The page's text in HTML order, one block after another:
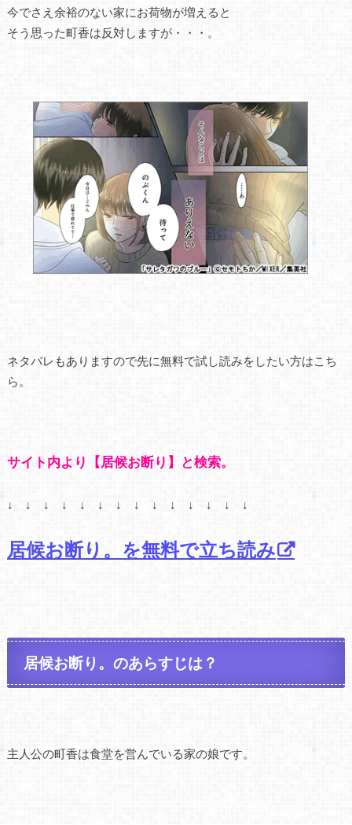
今でさえ余裕のない家にお荷物が増えると
そう思った町香は反対しますが・・・。
ネタバレもありますので先に無料で試し読みをしたい方はこち
ら。
サイト内より【居候お断り】と検索。
↓ ↓ ↓ ↓ ↓ ↓ ↓ ↓ ↓ ↓ ↓ ↓ ↓ ↓
居候お断り。を無料で立ち読み
居候お断り。のあらすじは？
主人公の町香は食堂を営んでいる家の娘です。